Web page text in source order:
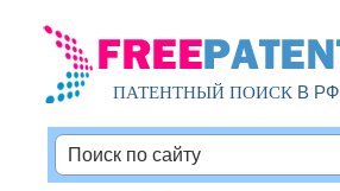
ПАТЕНТНЫЙ ПОИСКВ РФ